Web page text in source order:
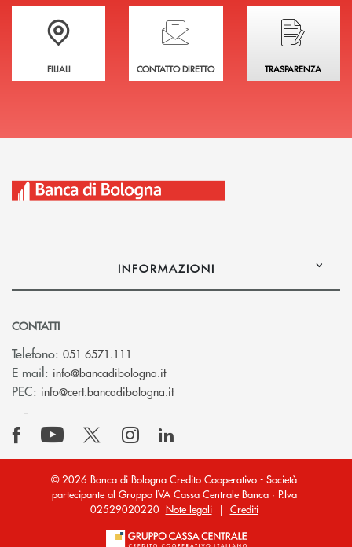
Trova la filiale più vicina a te
FILIALI
Hai bisogno di assistenza immediata?
CONTATTO DIRETTO
Hai bisogno di
TRASPARENZA
INFORMAZIONI
CONTATTI
Telefono: 051 6571.111
E-mail: info@bancadibologna.it(si apre l’app di posta elettronica)
PEC: info@cert.bancadibologna.it(si apre l’app di posta
© 2026 Banca di Bologna Credito Cooperativo - Società
partecipante al Gruppo IVA Cassa Centrale Banca · P.Iva
02529020220 Note legali| Crediti